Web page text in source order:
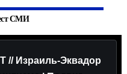
СМИ